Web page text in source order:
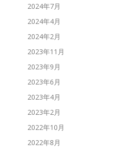
2024年7月
2024年4月
2024年2月
2023年11月
2023年9月
2023年6月
2023年4月
2023年2月
2022年10月
2022年8月